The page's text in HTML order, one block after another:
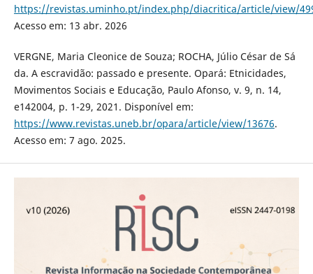
https://revistas.uminho.pt/index.php/diacritica/article/view/
Acesso em: 13 abr. 2026
VERGNE, Maria Cleonice de Souza; ROCHA, Júlio César de Sá
da. A escravidão: passado e presente. Opará: Etnicidades,
Movimentos Sociais e Educação, Paulo Afonso, v. 9, n. 14,
e142004, p. 1-29, 2021. Disponível em:
https://www.revistas.uneb.br/opara/article/view/13676.
Acesso em: 7 ago. 2025.